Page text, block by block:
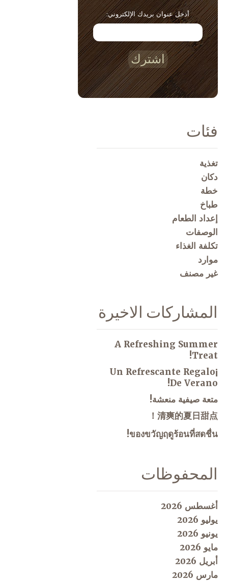
أدخل عنوان بريدك الإلكتروني:
اشترك
فئات
تغذية
دكان
خطة
طباخ
إعداد الطعام
الوصفات
تكلفة الغذاء
موارد
غير مصنف
المشاركات الاخيرة
A Refreshing Summer
Treat!
¡Un Refrescante Regalo
De Verano!
متعة صيفية منعشة!
清爽的夏日甜点！
ของขวัญฤดูร้อนที่สดชื่น!
المحفوظات
أغسطس 2026
يوليو 2026
يونيو 2026
مايو 2026
أبريل 2026
مارس 2026